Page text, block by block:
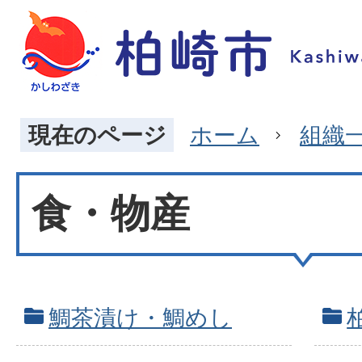
現在のページ ホーム 組織
食・物産
鯛茶漬け・鯛めし